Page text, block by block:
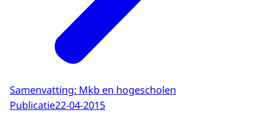
Samenvatting: Mkb en hogescholen
Publicatie22-04-2015